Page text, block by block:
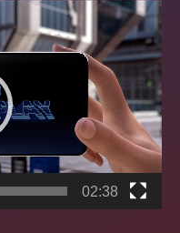
02:38